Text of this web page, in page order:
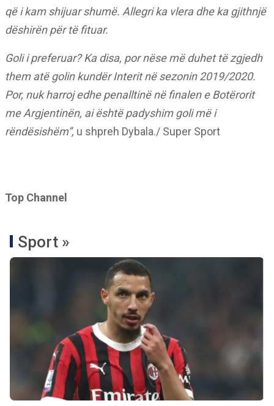
që i kam shijuar shumë. Allegri ka vlera dhe ka gjithnjë
dëshirën për të fituar.
Goli i preferuar? Ka disa, por nëse më duhet të zgjedh
them atë golin kundër Interit në sezonin 2019/2020.
Por, nuk harroj edhe penalltinë në finalen e Botërorit
me Argjentinën, ai është padyshim goli më i
rëndësishëm”, u shpreh Dybala./ Super Sport
Top Channel
Sport »